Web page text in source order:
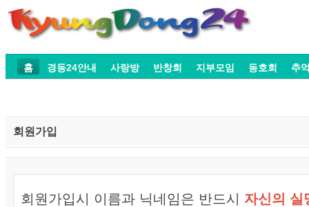
홈 경동24안내 사랑방 반창회 지부모임 동호회 추
회원가입
회원가입시 이름과 닉네임은 반드시 자신의